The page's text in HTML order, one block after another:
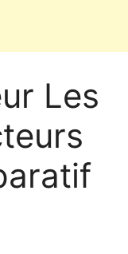
Les